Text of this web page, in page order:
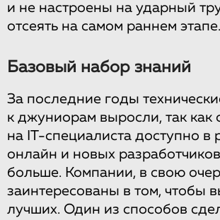
и не настроены на ударный
отсеять на самом раннем этапе.
Базовый набор знаний
За последние годы
к джуниорам выросли, так как
на IT-специалиста доступно в
онлайн и новых
больше. Компании, в свою
заинтересованы в том, чтобы
лучших. Один из способов